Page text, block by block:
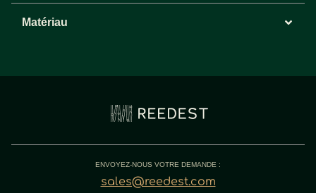
Matériau
ENVOYEZ-NOUS VOTRE DEMANDE :
sales@reedest.com